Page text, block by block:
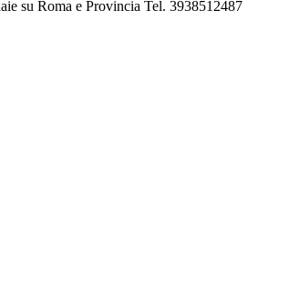
su Roma e Provincia Tel. 3938512487